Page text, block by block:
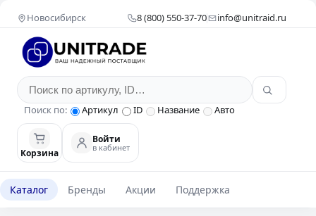
Новосибирск 8 (800) 550-37-70 info@unitraid.ru
Поиск по: Артикул ID Название Авто
Корзина
Войти
в кабинет
Каталог Бренды Акции Поддержка